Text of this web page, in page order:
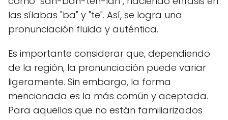
las sílabas "ba" y "te". Así, se logra una
pronunciación fluida y auténtica.
Es importante considerar que, dependiendo
de la región, la pronunciación puede variar
ligeramente. Sin embargo, la forma
mencionada es la más común y aceptada.
Para aquellos que no están familiarizados